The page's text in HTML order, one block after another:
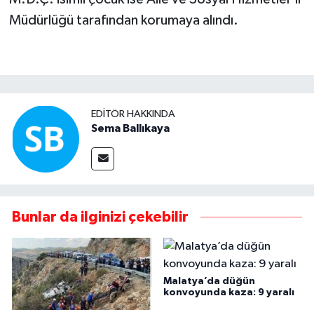
Müdürlüğü tarafından korumaya alındı.
EDITÖR HAKKINDA
Sema Ballıkaya
Bunlar da ilginizi çekebilir
Malatya’da düğün
konvoyunda kaza: 9 yaralı